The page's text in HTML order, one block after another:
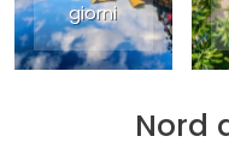
giorni
Nord